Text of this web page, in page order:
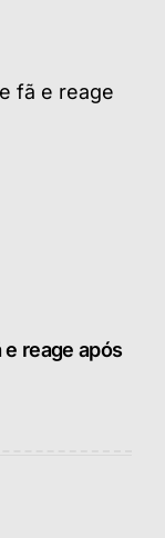
reage após